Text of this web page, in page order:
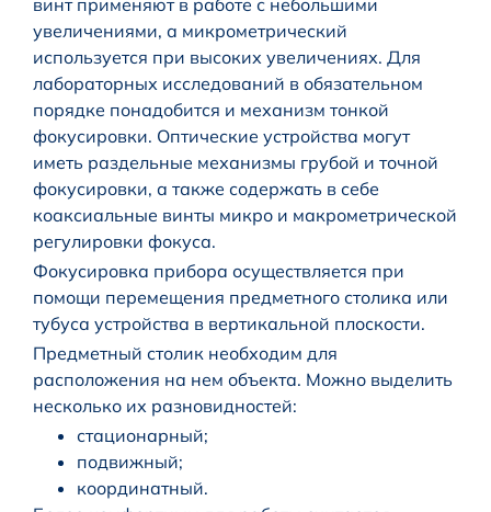
винт применяют в работе с небольшими
увеличениями, а микрометрический
используется при высоких увеличениях. Для
лабораторных исследований в обязательном
порядке понадобится и механизм тонкой
фокусировки. Оптические устройства могут
иметь раздельные механизмы грубой и точной
фокусировки, а также содержать в себе
коаксиальные винты микро и макрометрической
регулировки фокуса.
Фокусировка прибора осуществляется при
помощи перемещения предметного столика или
тубуса устройства в вертикальной плоскости.
Предметный столик необходим для
расположения на нем объекта. Можно выделить
несколько их разновидностей:
стационарный;
подвижный;
координатный.